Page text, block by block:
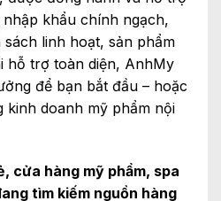
khẩu chính ngạch,
sách linh hoạt, sản phẩm
hỗ trợ toàn diện, AnhMy
để bạn bắt đầu – hoặc
kinh doanh mỹ phẩm nội
cửa hàng mỹ phẩm, spa
tìm kiếm nguồn hàng